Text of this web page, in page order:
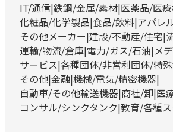
IT/通信 鉄鋼/金属/素材 医薬品/医
化粧品/化学製品 食品/飲料 アパレ
その他メーカー 建設/不動産/住宅
運輸/物流/倉庫 電力/ガス/石油 メ
サービス 各種団体/非営利団体/特
その他 金融 機械/電気/精密機器
自動車/その他輸送機器 商社/卸 医
コンサル/シンクタンク 教育/各種